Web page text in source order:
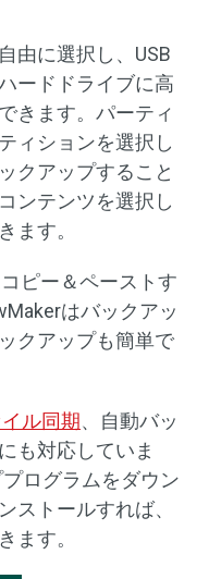
由に選択し、USB
ードドライブに高
きます。パーティ
ィションを選択し
クアップすること
ンテンツを選択し
ます。
ピー＆ペーストす
はバックアッ
クアップも簡単で
ル同期、自動バッ
も対応していま
ログラムをダウン
ストールすれば、
ます。